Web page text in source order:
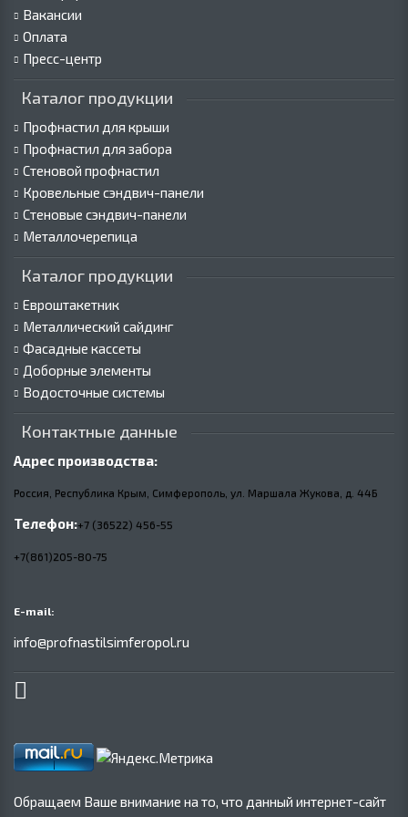
Вакансии
Оплата
Пресс-центр
Каталог продукции
Профнастил для крыши
Профнастил для забора
Стеновой профнастил
Кровельные сэндвич-панели
Стеновые сэндвич-панели
Металлочерепица
Каталог продукции
Евроштакетник
Металлический сайдинг
Фасадные кассеты
Доборные элементы
Водосточные системы
Контактные данные
Адрес производства:
Россия, Республика Крым, Симферополь, ул. Маршала Жукова, д. 44Б
Телефон:+7 (36522) 456-55
+7(861)205-80-75
E-mail:
info@profnastilsimferopol.ru
Обращаем Ваше внимание на то, что данный интернет-сайт